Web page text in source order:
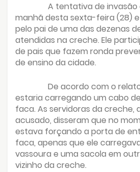
A tentativa de
manhã desta sexta-feira (28)
pelo pai de uma das dezenas
atendidas na creche. Ele
de pais que fazem ronda
de ensino da cidade.
De acordo com o
estaria carregando um cabo
faca. As servidoras da creche,
acusado, disseram que no
estava forçando a porta de
faca, apenas que ele
vassoura e uma sacola em
vizinho da creche.